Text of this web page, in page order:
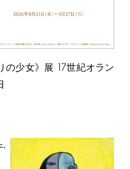
の少女》展 17世紀オラン